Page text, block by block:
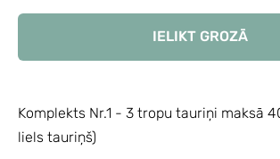
IELIKT GROZĀ
Komplekts Nr.1 - 3 tropu tauriņi maksā
liels tauriņš)